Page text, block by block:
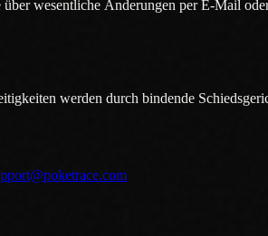
wesentliche Änderungen per E-Mail
werden durch bindende